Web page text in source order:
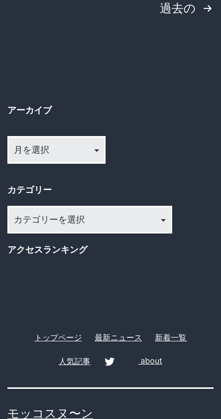
送
り
過去の
アーカイブ
カ
ブ
カテゴリー
リ
アクセスランキング
トップページ 最新ニュース 新着一覧
人気記事 about
モッコスヌ〜ン